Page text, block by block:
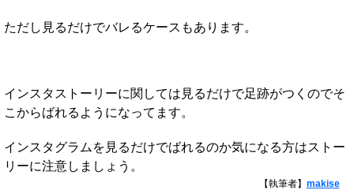
ただし見るだけでバレるケースもあります。
インスタストーリーに関しては見るだけで足跡がつくのでそ
こからばれるようになってます。
インスタグラムを見るだけでばれるのか気になる方はストー
リーに注意しましょう。
【執筆者】 makise